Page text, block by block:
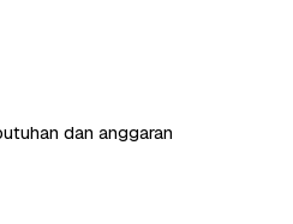
dan anggaran